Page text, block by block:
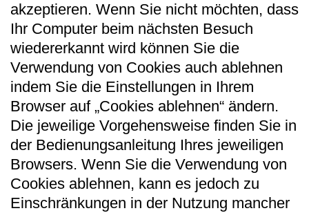
akzeptieren. Wenn Sie nicht möchten, dass
Ihr Computer beim nächsten Besuch
wiedererkannt wird können Sie die
Verwendung von Cookies auch ablehnen
indem Sie die Einstellungen in Ihrem
Browser auf „Cookies ablehnen“ ändern.
Die jeweilige Vorgehensweise finden Sie in
der Bedienungsanleitung Ihres jeweiligen
Browsers. Wenn Sie die Verwendung von
Cookies ablehnen, kann es jedoch zu
Einschränkungen in der Nutzung mancher